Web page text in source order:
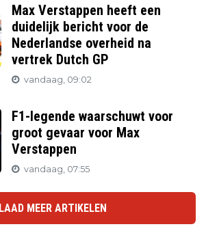
Max Verstappen heeft een
duidelijk bericht voor de
Nederlandse overheid na
vertrek Dutch GP
vandaag, 09:02
F1-legende waarschuwt voor
groot gevaar voor Max
Verstappen
vandaag, 07:55
LAAD MEER ARTIKELEN